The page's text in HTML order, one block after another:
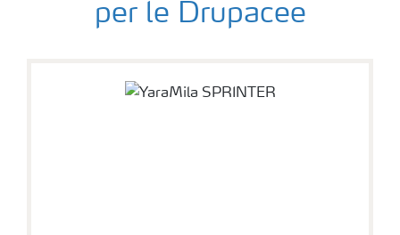
per le Drupacee